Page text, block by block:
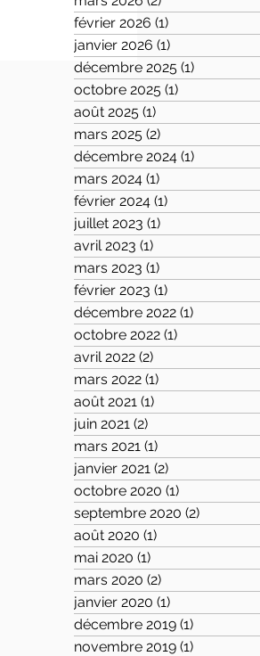
février 2026 (1)
janvier 2026 (1)
décembre 2025 (1)
octobre 2025 (1)
août 2025 (1)
mars 2025 (2)
décembre 2024 (1)
mars 2024 (1)
février 2024 (1)
juillet 2023 (1)
avril 2023 (1)
mars 2023 (1)
février 2023 (1)
décembre 2022 (1)
octobre 2022 (1)
avril 2022 (2)
mars 2022 (1)
août 2021 (1)
juin 2021 (2)
mars 2021 (1)
janvier 2021 (2)
octobre 2020 (1)
septembre 2020 (2)
août 2020 (1)
mai 2020 (1)
mars 2020 (2)
janvier 2020 (1)
décembre 2019 (1)
novembre 2019 (1)